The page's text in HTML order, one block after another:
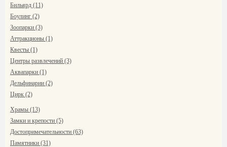
Бильярд (11)
Боулинг (2)
Зоопарки (3)
Аттракционы (1)
Квесты (1)
Центры развлечений (3)
Аквапарки (1)
Дельфинарии (2)
Цирк (2)
Храмы (13)
Замки и крепости (5)
Достопримечательности (63)
Памятники (31)